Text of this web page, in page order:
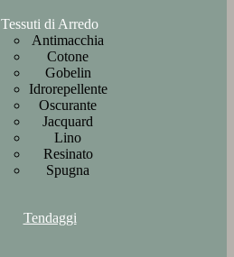
Tessuti di Arredo
Antimacchia
Cotone
Gobelin
Idrorepellente
Oscurante
Jacquard
Lino
Resinato
Spugna
Tendaggi